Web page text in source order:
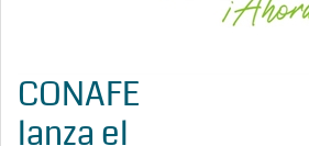
CONAFE
lanza el